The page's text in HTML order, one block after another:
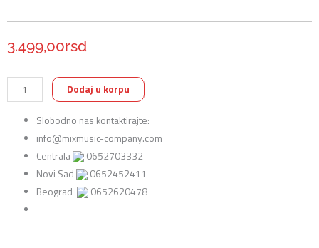
3.499,00rsd
Remo
BA-
0316-
Ambassador
Clear
Opna
Dodaj u korpu
Slobodno nas kontaktirajte:
info@mixmusic-company.com
Centrala
0652703332
Novi Sad
0652452411
Beograd
0652620478